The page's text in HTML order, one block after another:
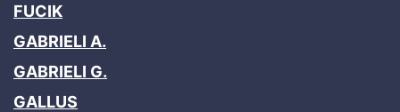
FUCIK
GABRIELI A.
GABRIELI G.
GALLUS